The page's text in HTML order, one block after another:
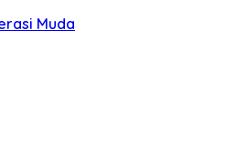
Muda